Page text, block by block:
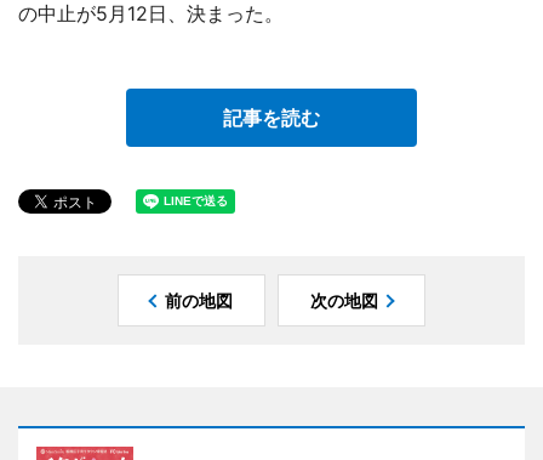
の中止が5月12日、決まった。
記事を読む
前の地図 次の地図